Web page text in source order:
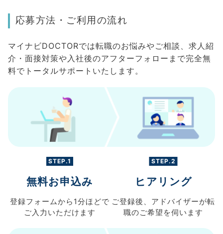
応募方法・ご利用の流れ
マイナビDOCTORでは転職のお悩みやご相談、求人紹
介・面接対策や入社後のアフターフォローまで完全無
料でトータルサポートいたします。
STEP.1
無料お申込み
登録フォームから 1分ほどで
ご入力 いただけます
STEP.2
ヒアリング
ご登録後、 アドバイザーが転
職のご希望を伺います